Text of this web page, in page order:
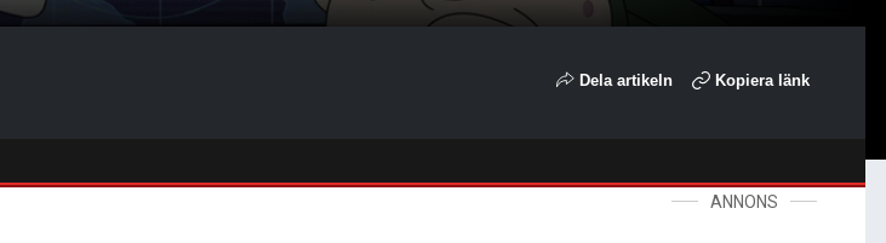
Dela artikeln Kopiera länk
ANNONS